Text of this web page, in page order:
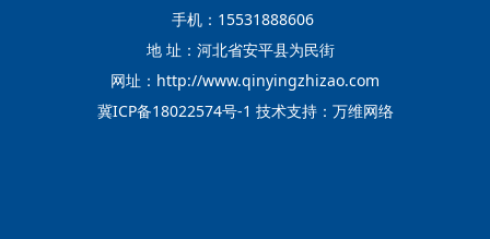
手机：15531888606
地 址：河北省安平县为民街
网址： http://www.qinyingzhizao.com
冀ICP备18022574号-1 技术支持： 万维网络